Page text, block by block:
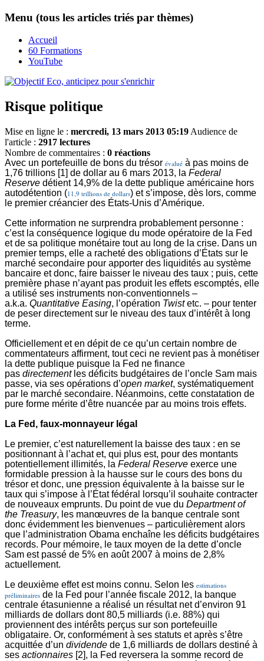
Menu (tous les articles triés par thèmes)
Accueil
60 Formations
YouTube
Risque politique
Mise en ligne le : mercredi, 13 mars 2013 05:19 Audience de
l'article : 2917 lectures
Nombre de commentaires : 0 réactions
Avec un portefeuille de bons du trésor évalué à pas moins de
1,76 trillions [1] de dollar au 6 mars 2013, la Federal
Reserve détient 14,9% de la dette publique américaine hors
autodétention (11,9 trillions de dollars) et s’impose, dès lors, comme
le premier créancier des États-Unis d’Amérique.
Cette information ne surprendra probablement personne :
c’est la conséquence logique du mode opératoire de la Fed
et de sa politique monétaire tout au long de la crise. Dans un
premier temps, elle a racheté des obligations d’États sur le
marché secondaire pour apporter des liquidités au système
bancaire et donc, faire baisser le niveau des taux ; puis, cette
première phase n’ayant pas produit les effets escomptés, elle
a utilisé ses instruments non-conventionnels –
a.k.a. Quantitative Easing, l’opération Twistetc. – pour tenter
de peser directement sur le niveau des taux d’intérêt à long
terme.
Officiellement et en dépit de ce qu’un certain nombre de
commentateurs affirment, tout ceci ne revient pas à monétiser
la dette publique puisque la Fed ne finance
pas directementles déficits budgétaires de l’oncle Sam mais
passe, via ses opérations d’open market, systématiquement
par le marché secondaire. Néanmoins, cette constatation de
pure forme mérite d’être nuancée par au moins trois effets.
La Fed, faux-monnayeur légal
Le premier, c’est naturellement la baisse des taux : en se
positionnant à l’achat et, qui plus est, pour des montants
potentiellement illimités, la Federal Reserve exerce une
formidable pression à la hausse sur le cours des bons du
trésor et donc, une pression équivalente à la baisse sur le
taux qui s’impose à l’État fédéral lorsqu’il souhaite contracter
de nouveaux emprunts. Du point de vue du Department of
the Treasury, les manœuvres de la banque centrale sont
donc évidemment les bienvenues – particulièrement alors
que l’administration Obama enchaîne les déficits budgétaires
records. Pour mémoire, le taux moyen de la dette d’oncle
Sam est passé de 5% en août 2007 à moins de 2,8%
actuellement.
Le deuxième effet est moins connu. Selon les estimations
préliminaires de la Fed pour l’année fiscale 2012, la banque
centrale étasunienne a réalisé un résultat net d’environ 91
milliards de dollars dont 80,5 milliards (i.e. 88%) qui
proviennent des intérêts perçus sur son portefeuille
obligataire. Or, conformément à ses statuts et après s’être
acquittée d’un dividende de 1,6 milliards de dollars destiné à
ses actionnaires [2], la Fed reversera la somme record de